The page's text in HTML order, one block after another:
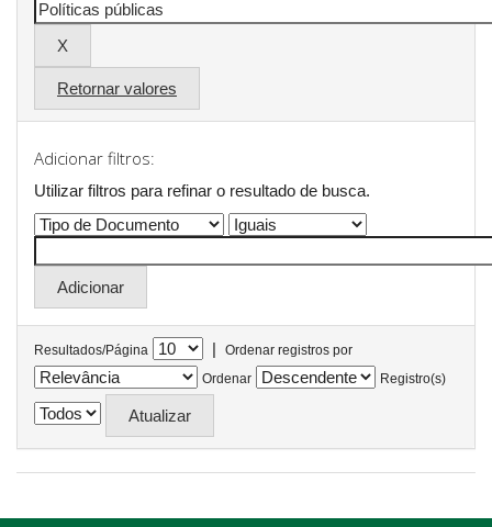
Retornar valores
Adicionar filtros:
Utilizar filtros para refinar o resultado de busca.
Resultados/Página |
Ordenar registros por
Ordenar
Registro(s)